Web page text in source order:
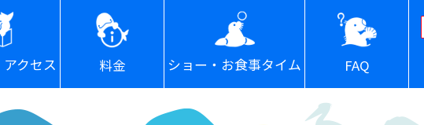
クセス 料金 ショー・お食事タイム FAQ